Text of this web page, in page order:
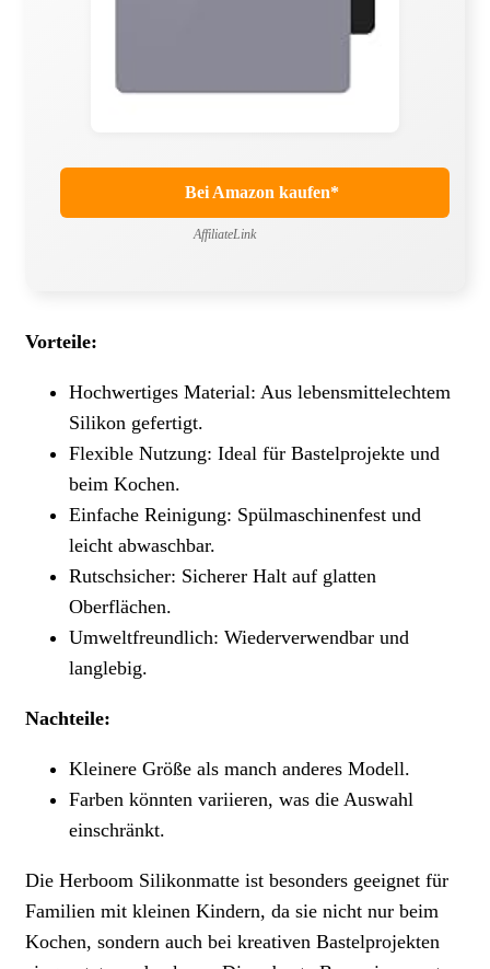
Bei Amazon kaufen*
AffiliateLink
Vorteile:
Hochwertiges Material: Aus lebensmittelechtem
Silikon gefertigt.
Flexible Nutzung: Ideal für Bastelprojekte und
beim Kochen.
Einfache Reinigung: Spülmaschinenfest und
leicht abwaschbar.
Rutschsicher: Sicherer Halt auf glatten
Oberflächen.
Umweltfreundlich: Wiederverwendbar und
langlebig.
Nachteile:
Kleinere Größe als manch anderes Modell.
Farben könnten variieren, was die Auswahl
einschränkt.
Die Herboom Silikonmatte ist besonders geeignet für
Familien mit kleinen Kindern, da sie nicht nur beim
Kochen, sondern auch bei kreativen Bastelprojekten